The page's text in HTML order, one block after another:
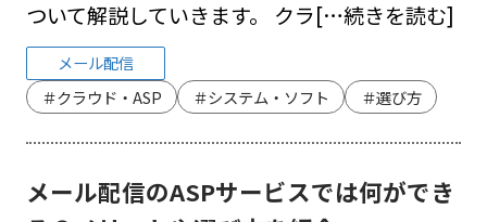
ついて解説していきます。 クラ[…続きを読む]
メール配信
＃クラウド・ASP
＃システム・ソフト ＃選び方
メール配信のASPサービスでは何ができ